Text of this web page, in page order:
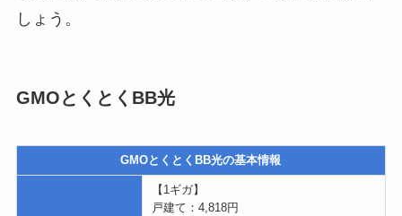
しょう。
GMOとくとくBB光
GMOとくとくBB光の基本情報
【1ギガ】
戸建て：4,818円